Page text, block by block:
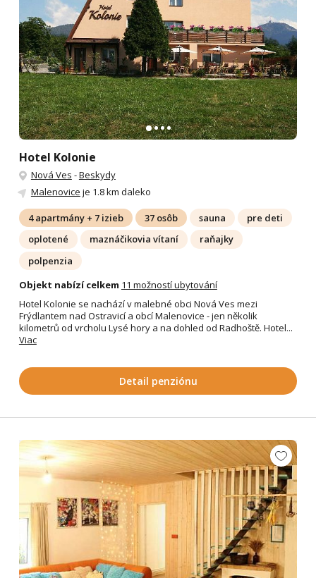
Hotel Kolonie
Nová Ves -Beskydy
Malenovice je 1.8 km daleko
4 apartmány + 7 izieb 37 osôb sauna
pre deti
oplotené
maznáčikovia vítaní
raňajky
polpenzia
Objekt nabízí celkem 11 možností ubytování
Hotel Kolonie se nachází v malebné obci Nová Ves mezi
Frýdlantem nad Ostravicí a obcí Malenovice - jen několik
kilometrů od vrcholu Lysé hory a na dohled od Radhoště. Hotel...
Viac
Detail penziónu